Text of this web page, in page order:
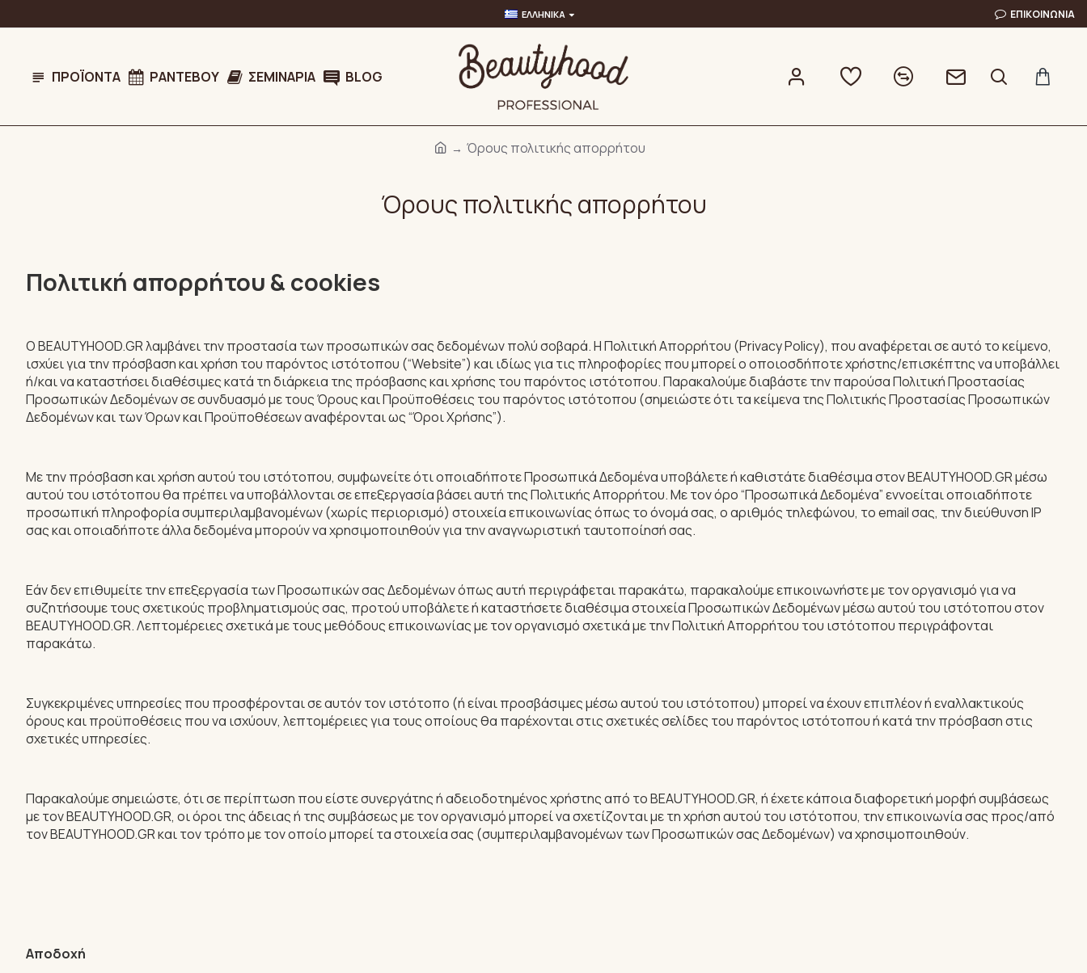
ΕΛΛΗΝΙΚΆ ΕΠΙΚΟΙΝΩΝΊΑ
ΠΡΟΪΌΝΤΑ ΡΑΝΤΕΒΟΎ ΣΕΜΙΝΆΡΙΑ BLOG
Όρους πολιτικής απορρήτου
Όρους πολιτικής απορρήτου
Πολιτική απορρήτου & cookies
Ο BEAUTYHOOD.GR λαμβάνει την προστασία των προσωπικών σας δεδομένων πολύ σοβαρά. Η Πολιτική Απορρήτου (Privacy Policy), που αναφέρεται σε αυτό το κείμενο,
ισχύει για την πρόσβαση και χρήση του παρόντος ιστότοπου (“Website”) και ιδίως για τις πληροφορίες που μπορεί ο οποιοσδήποτε χρήστης/επισκέπτης να υποβάλλει
ή/και να καταστήσει διαθέσιμες κατά τη διάρκεια της πρόσβασης και χρήσης του παρόντος ιστότοπου. Παρακαλούμε διαβάστε την παρούσα Πολιτική Προστασίας
Προσωπικών Δεδομένων σε συνδυασμό με τους Όρους και Προϋποθέσεις του παρόντος ιστότοπου (σημειώστε ότι τα κείμενα της Πολιτικής Προστασίας Προσωπικών
Δεδομένων και των Όρων και Προϋποθέσεων αναφέρονται ως “Όροι Χρήσης”).
Με την πρόσβαση και χρήση αυτού του ιστότοπου, συμφωνείτε ότι οποιαδήποτε Προσωπικά Δεδομένα υποβάλετε ή καθιστάτε διαθέσιμα στον BEAUTYHOOD.GR μέσω
αυτού του ιστότοπου θα πρέπει να υποβάλλονται σε επεξεργασία βάσει αυτή της Πολιτικής Απορρήτου. Με τον όρο “Προσωπικά Δεδομένα” εννοείται οποιαδήποτε
προσωπική πληροφορία συμπεριλαμβανομένων (χωρίς περιορισμό) στοιχεία επικοινωνίας όπως το όνομά σας, ο αριθμός τηλεφώνου, το email σας, την διεύθυνση IP
σας και οποιαδήποτε άλλα δεδομένα μπορούν να χρησιμοποιηθούν για την αναγνωριστική ταυτοποίησή σας.
Εάν δεν επιθυμείτε την επεξεργασία των Προσωπικών σας Δεδομένων όπως αυτή περιγράφεται παρακάτω, παρακαλούμε επικοινωνήστε με τον οργανισμό για να
συζητήσουμε τους σχετικούς προβληματισμούς σας, προτού υποβάλετε ή καταστήσετε διαθέσιμα στοιχεία Προσωπικών Δεδομένων μέσω αυτού του ιστότοπου στον
BEAUTYHOOD.GR. Λεπτομέρειες σχετικά με τους μεθόδους επικοινωνίας με τον οργανισμό σχετικά με την Πολιτική Απορρήτου του ιστότοπου περιγράφονται
παρακάτω.
Συγκεκριμένες υπηρεσίες που προσφέρονται σε αυτόν τον ιστότοπο (ή είναι προσβάσιμες μέσω αυτού του ιστότοπου) μπορεί να έχουν επιπλέον ή εναλλακτικούς
όρους και προϋποθέσεις που να ισχύουν, λεπτομέρειες για τους οποίους θα παρέχονται στις σχετικές σελίδες του παρόντος ιστότοπου ή κατά την πρόσβαση στις
σχετικές υπηρεσίες.
Παρακαλούμε σημειώστε, ότι σε περίπτωση που είστε συνεργάτης ή αδειοδοτημένος χρήστης από το BEAUTYHOOD.GR, ή έχετε κάποια διαφορετική μορφή συμβάσεως
με τον BEAUTYHOOD.GR, οι όροι της άδειας ή της συμβάσεως με τον οργανισμό μπορεί να σχετίζονται με τη χρήση αυτού του ιστότοπου, την επικοινωνία σας προς/από
τον BEAUTYHOOD.GR και τον τρόπο με τον οποίο μπορεί τα στοιχεία σας (συμπεριλαμβανομένων των Προσωπικών σας Δεδομένων) να χρησιμοποιηθούν.
Αποδοχή